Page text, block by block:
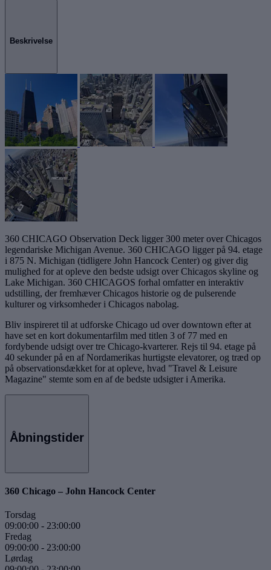
Beskrivelse
360 CHICAGO Observation Deck ligger 300 meter over Chicagos
legendariske Michigan Avenue. 360 CHICAGO ligger på 94. etage
i 875 N. Michigan (tidligere John Hancock Center) og giver dig
mulighed for at opleve den bedste udsigt over Chicagos skyline og
Lake Michigan. 360 CHICAGOS forhal omfatter en interaktiv
udstilling, der fremhæver Chicagos historie og de pulserende
kulturer og virksomheder i Chicagos nabolag.
Bliv inspireret til at udforske Chicago ud over downtown efter at
have set en kort dokumentarfilm med titlen 3 of 77 med en
fordybende udsigt over tre Chicago-kvarterer. Rejs til 94. etage på
40 sekunder på en af Nordamerikas hurtigste elevatorer, og træd op
på observationsdækket for at opleve, hvad "Travel & Leisure
Magazine" stemte som en af de bedste udsigter i Amerika.
Åbningstider
360 Chicago – John Hancock Center
Torsdag
09:00:00 - 23:00:00
Fredag
09:00:00 - 23:00:00
Lørdag